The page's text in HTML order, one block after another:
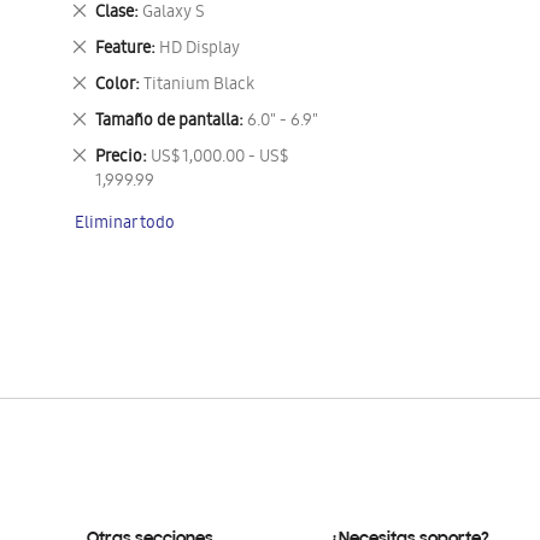
Clase Galaxy S
Eliminar
este
artículo
Feature HD Display
Eliminar
este
artículo
Color Titanium Black
Eliminar
este
artículo
Tamaño de pantalla 6.0" - 6.9"
Eliminar
este
artículo
Precio US$ 1,000.00 - US$
1,999.99
Eliminar
este
Eliminar todo